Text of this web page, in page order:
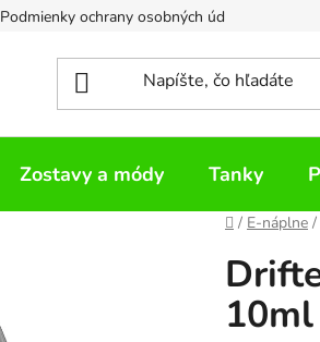
Podmienky ochrany osobných údajov
Zostavy a módy Tanky
Domov
/ E-náplne /